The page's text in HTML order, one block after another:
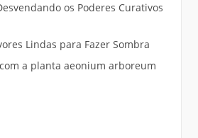
os Poderes Curativos
Lindas para Fazer Sombra
a planta aeonium arboreum